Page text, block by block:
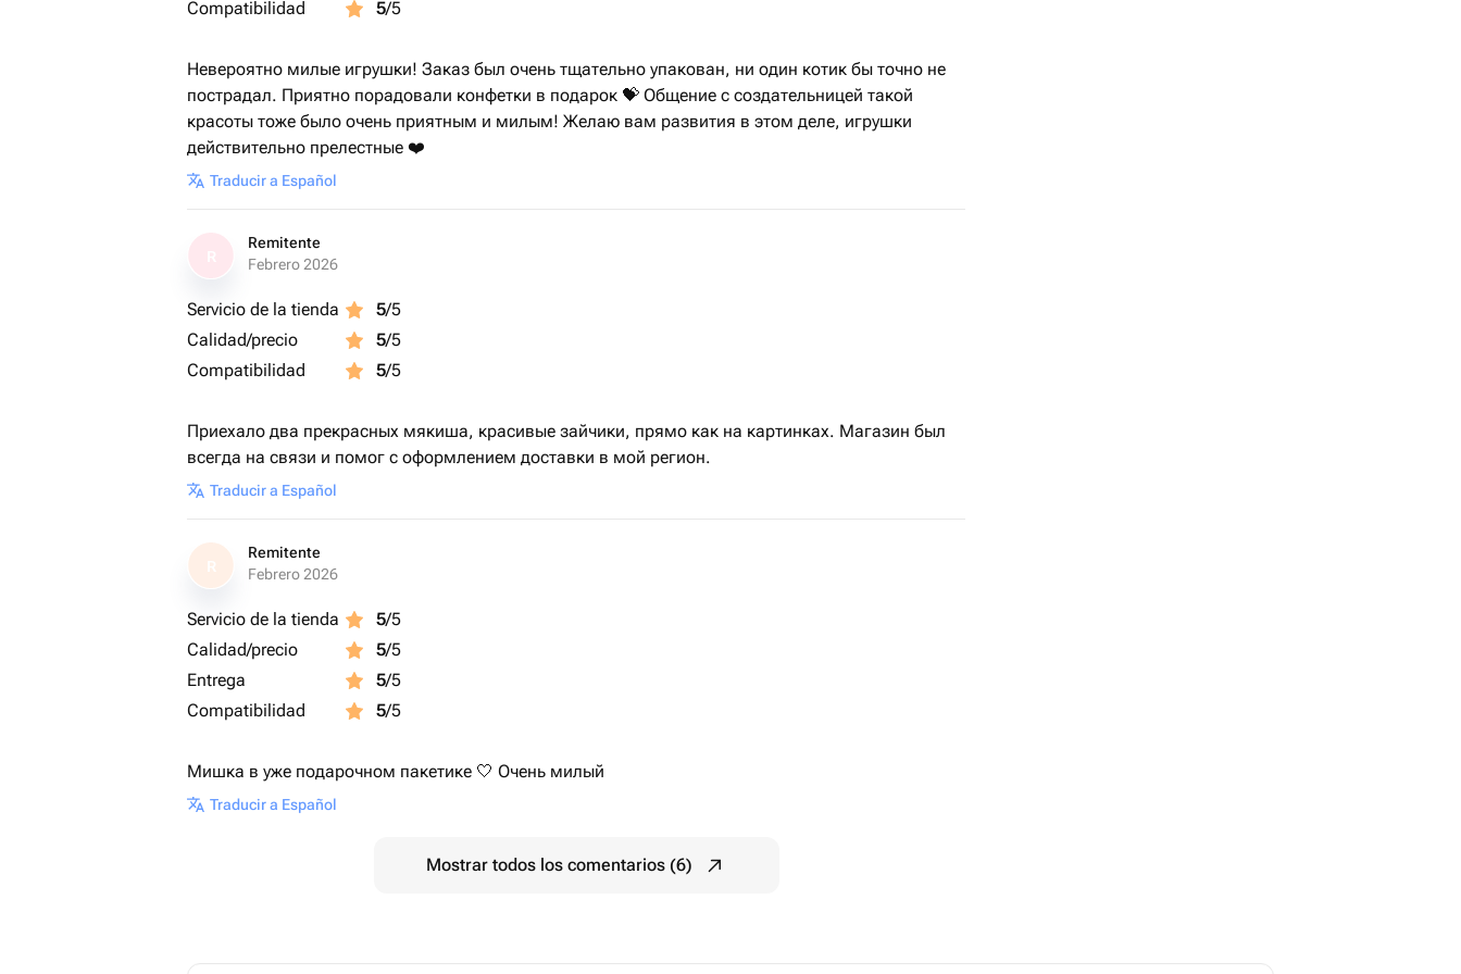
Compatibilidad
5/5
Невероятно милые игрушки! Заказ был очень тщательно упакован, ни один котик бы точно не
пострадал. Приятно порадовали конфетки в подарок 💝 Общение с создательницей такой
красоты тоже было очень приятным и милым! Желаю вам развития в этом деле, игрушки
действительно прелестные ❤️
Traducir a Español
Remitente
Febrero 2026
Servicio de la tienda 5/5
Calidad/precio
5/5
Compatibilidad
5/5
Приехало два прекрасных мякиша, красивые зайчики, прямо как на картинках. Магазин был
всегда на связи и помог с оформлением доставки в мой регион.
Traducir a Español
R
Remitente
Febrero 2026
Servicio de la tienda 5/5
Calidad/precio
5/5
Entrega
5/5
Compatibilidad
5/5
Мишка в уже подарочном пакетике 🤍 Очень милый
Traducir a Español
Mostrar todos los comentarios (6)